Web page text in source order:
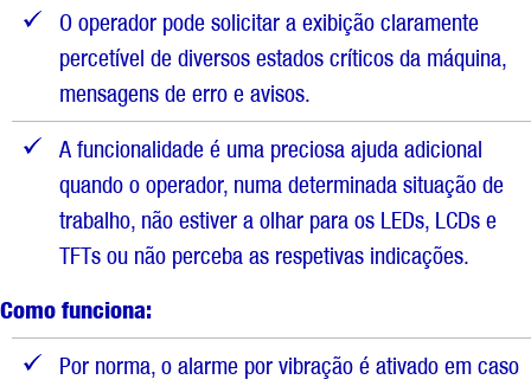
O operador pode solicitar a exibição claramente
percetível de diversos estados críticos da máquina,
mensagens de erro e avisos.
A funcionalidade é uma preciosa ajuda adicional
quando o operador, numa determinada situação de
trabalho, não estiver a olhar para os LEDs, LCDs e
TFTs ou não perceba as respetivas indicações.
Como funciona:
Por norma, o alarme por vibração é ativado em caso